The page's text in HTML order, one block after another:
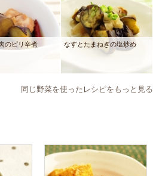
のピリ辛煮 なすとたまねぎの塩炒め
同じ野菜を使ったレシピをもっと見る